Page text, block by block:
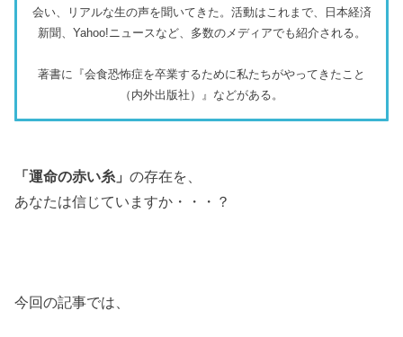
会い、リアルな生の声を聞いてきた。活動はこれまで、日本経済
新聞、Yahoo!ニュースなど、多数のメディアでも紹介される。
著書に『会食恐怖症を卒業するために私たちがやってきたこと
（内外出版社）』などがある。
「運命の赤い糸」の存在を、
あなたは信じていますか・・・？
今回の記事では、